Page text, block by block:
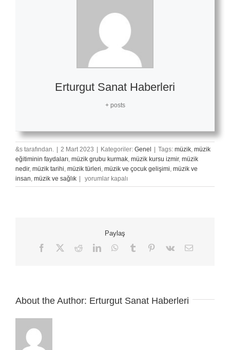
Erturgut Sanat Haberleri
+ posts
&s tarafından. | 2 Mart 2023 | Kategoriler: Genel | Tags: müzik müzik
eğitiminin faydaları müzik grubu kurmak müzik kursu izmir, müzik
nedir, müzik tarihi müzik türleri müzik ve çocuk gelişimi müzik ve
insan müzik ve sağlık |
İleri
Yaş
yorumlar kapalı
Paylaş
Facebook RedditLinkedInWhatsApp
Tumblr Pinterest
Vk
E-
About the Author: Erturgut Sanat Haberleri